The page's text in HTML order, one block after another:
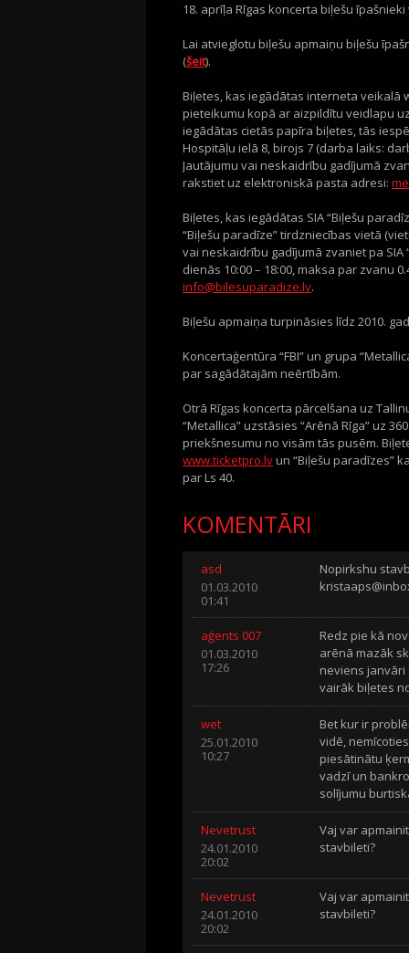
18. aprīļa Rīgas koncerta biļešu
Lai atvieglotu biļešu apmaiņu biļešu
(šeit).
Biļetes, kas iegādātas interneta veikalā
pieteikumu kopā ar aizpildītu veidlapu
iegādātas cietās papīra biļetes, tās
Hospitāļu ielā 8, birojs 7 (darba laiks:
Jautājumu vai neskaidrību gadījumā
rakstiet uz elektroniskā pasta adresi:
Biļetes, kas iegādātas SIA “Biļešu
“Biļešu paradīze” tirdzniecības vietā
vai neskaidrību gadījumā zvaniet pa SIA
dienās 10:00 – 18:00, maksa par zvanu
info@bilesuparadize.lv.
Biļešu apmaiņa turpināsies līdz 2010.
Koncertaģentūra “FBI” un grupa
par sagādātajām neērtībām.
Otrā Rīgas koncerta pārcelšana uz
“Metallica” uzstāsies “Arēnā Rīga” uz
priekšnesumu no visām tās pusēm.
www.ticketpro.lvun “Biļešu paradīzes”
par Ls 40.
KOMENTĀRI
asd
01.03.2010
01:41
Nopirkshu
aģents 007
01.03.2010
17:26
Redz pie kā
arēnā mazāk
neviens janvāri
vairāk biļetes
wet
25.01.2010
10:27
Bet kur ir
vidē,
piesātinātu
vadzī un
solījumu
Nevetrust
24.01.2010
20:02
Vaj var
stavbileti?
Nevetrust
24.01.2010
20:02
Vaj var
stavbileti?